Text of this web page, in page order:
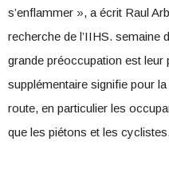
s’enflammer », a écrit Raul
recherche de l’IIHS. semaine
grande préoccupation est
supplémentaire signifie pour
route, en particulier les
que les piétons et les